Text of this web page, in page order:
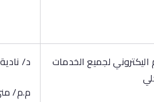
لجميع الخدمات
د/
م.م/